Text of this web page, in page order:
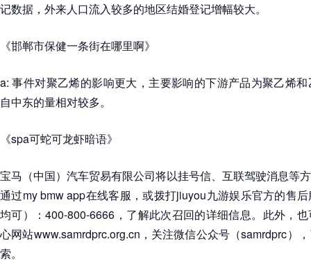
记数据，外来人口流入较多的地区结婚登记增幅较大。
《邯郸市保健一条街在哪里啊》
a: 事件对聚乙烯的影响更大，主要影响的下游产品为聚乙烯
自中东的量相对较多。
《spa可蛇可龙虾暗语》
宝马（中国）汽车贸易有限公司将以挂号信、互联驾驶消息等
通过my bmw app在线客服，或拨打jiuyou九游娱乐官方的售
均可）：400-800-6666，了解此次召回的详细信息。此外，
心网站www.samrdprc.org.cn，关注微信公众号（samrdprc）
索。